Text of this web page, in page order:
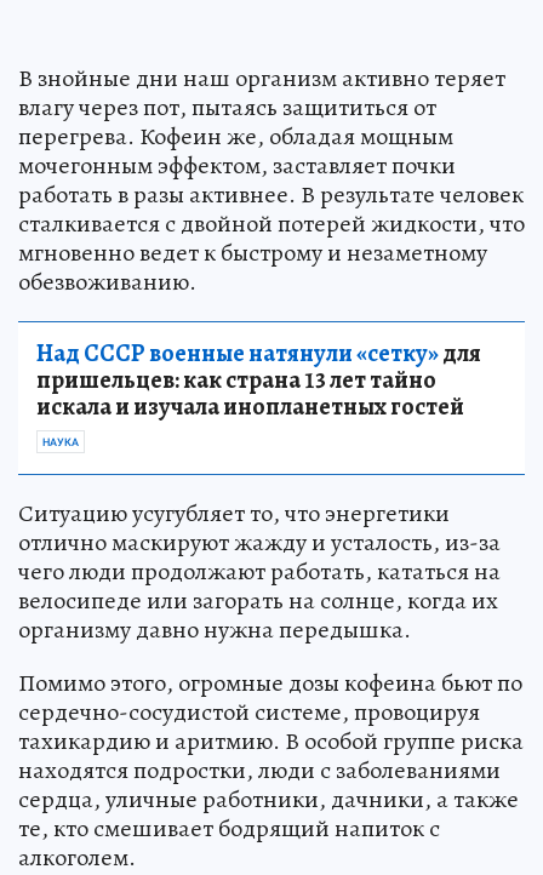
В знойные дни наш организм активно теряет
влагу через пот, пытаясь защититься от
перегрева. Кофеин же, обладая мощным
мочегонным эффектом, заставляет почки
работать в разы активнее. В результате человек
сталкивается с двойной потерей жидкости, что
мгновенно ведет к быстрому и незаметному
обезвоживанию.
Над СССР военные натянули «сетку»для
пришельцев: как страна 13 лет тайно
искала и изучала инопланетных гостей
НАУКА
Ситуацию усугубляет то, что энергетики
отлично маскируют жажду и усталость, из-за
чего люди продолжают работать, кататься на
велосипеде или загорать на солнце, когда их
организму давно нужна передышка.
Помимо этого, огромные дозы кофеина бьют по
сердечно-сосудистой системе, провоцируя
тахикардию и аритмию. В особой группе риска
находятся подростки, люди с заболеваниями
сердца, уличные работники, дачники, а также
те, кто смешивает бодрящий напиток с
алкоголем.